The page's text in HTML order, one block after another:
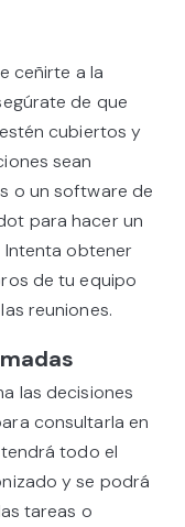
ceñirte a la
de que
cubiertos y
sean
o un software de
para hacer un
Intenta obtener
de tu equipo
reuniones.
las decisiones
consultarla en
todo el
y se podrá
tareas o